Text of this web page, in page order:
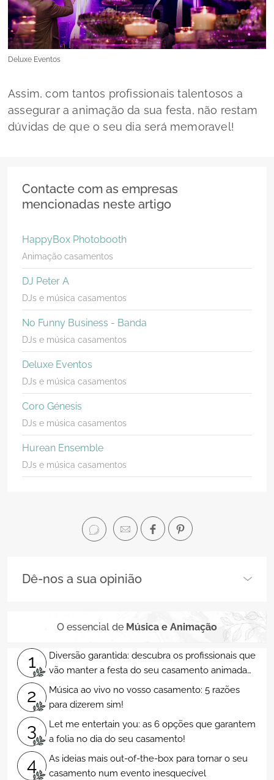
Deluxe Eventos
Assim, com tantos profissionais talentosos a
assegurar a animação da sua festa, não restam
dúvidas de que o seu dia será memoravel!
Contacte com as empresas
mencionadas neste artigo
HappyBox Photobooth
Animação casamentos
DJ Peter A
DJs e música casamentos
No Funny Business - Banda
DJs e música casamentos
Deluxe Eventos
DJs e música casamentos
Coro Génesis
DJs e música casamentos
Hurean Ensemble
DJs e música casamentos
Dê-nos a sua opinião
O essencial de Música e Animação
1
Diversão garantida: descubra os profissionais que
vão manter a festa do seu casamento animada
toda a noite
2
Música ao vivo no vosso casamento: 5 razões
para dizerem sim!
3
Let me entertain you: as 6 opções que garantem
a folia no dia do seu casamento!
4
As ideias mais out-of-the-box para tornar o seu
casamento num evento inesquecível